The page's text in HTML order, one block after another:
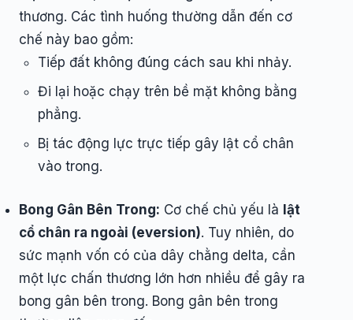
thương. Các tình huống thường dẫn đến cơ
chế này bao gồm:
Tiếp đất không đúng cách sau khi nhảy.
Đi lại hoặc chạy trên bề mặt không bằng
phẳng.
Bị tác động lực trực tiếp gây lật cổ chân
vào trong.
Bong Gân Bên Trong: Cơ chế chủ yếu là lật
cổ chân ra ngoài (eversion). Tuy nhiên, do
sức mạnh vốn có của dây chằng delta, cần
một lực chấn thương lớn hơn nhiều để gây ra
bong gân bên trong. Bong gân bên trong